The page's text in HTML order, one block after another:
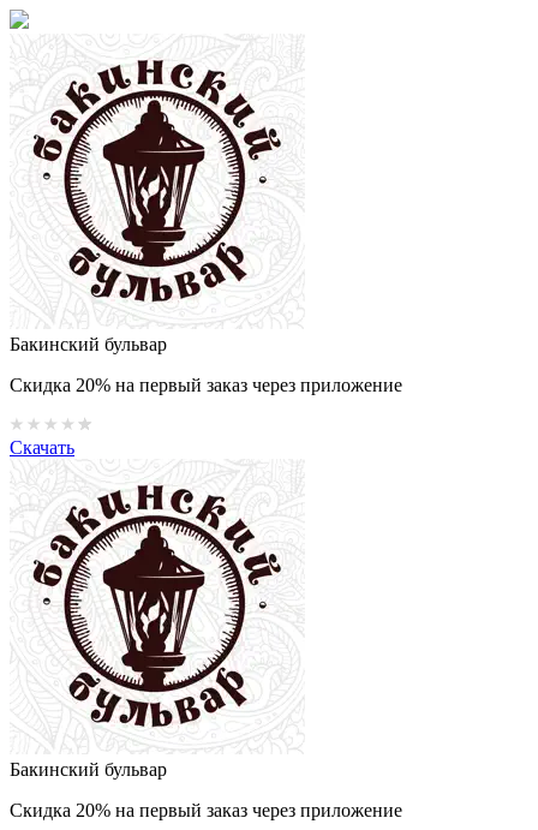
Бакинский бульвар
Скидка 20% на первый заказ через приложение
Скачать
Бакинский бульвар
Скидка 20% на первый заказ через приложение